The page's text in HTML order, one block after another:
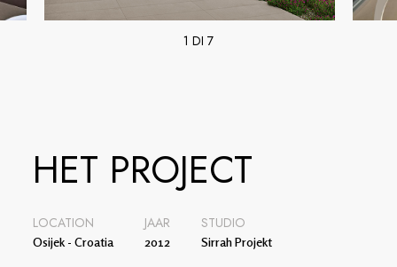
1 DI 7
HET PROJECT
LOCATION
Osijek - Croatia
JAAR
2012
STUDIO
Sirrah Projekt